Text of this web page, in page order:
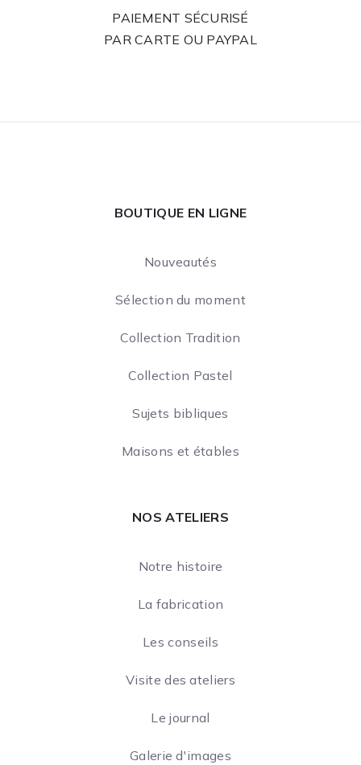
PAIEMENT SÉCURISÉ
PAR CARTE OU PAYPAL
BOUTIQUE EN LIGNE
Nouveautés
Sélection du moment
Collection Tradition
Collection Pastel
Sujets bibliques
Maisons et étables
NOS ATELIERS
Notre histoire
La fabrication
Les conseils
Visite des ateliers
Le journal
Galerie d'images